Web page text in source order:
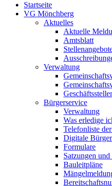
Startseite
VG Mönchberg
Aktuelles
Aktuelle
Amtsblatt
Verwaltung
Bürgerservice
Verwaltung
Was erledige
Telefonliste
Digitale
Formulare
Satzungen
Bauleitpläne